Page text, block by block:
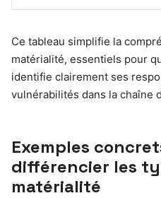
Ce tableau simplifie la
matérialité, essentiels pour
identifie clairement ses
vulnérabilités dans la chaîne
Exemples
différencier les
matérialité